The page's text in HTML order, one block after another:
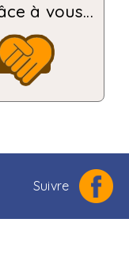
à vous...
Suivre